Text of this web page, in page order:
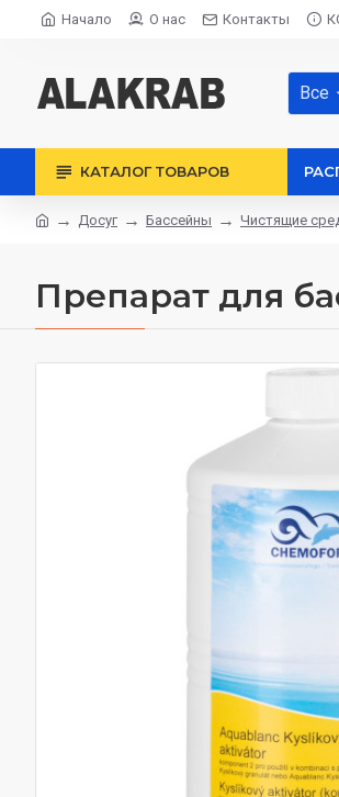
Начало О нас Контакты
Все
КАТАЛОГ ТОВАРОВ
Досуг Бассейны Чистящие
Препарат для